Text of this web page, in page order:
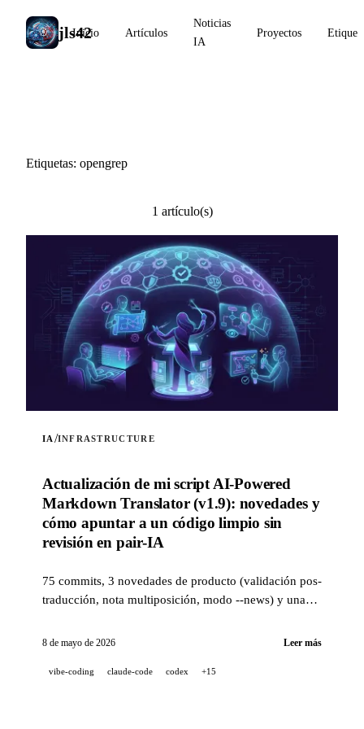
jls42
Inicio Artículos
Noticias
IA
Proyectos
Etiquetas: opengrep
1 artículo(s)
IA /INFRASTRUCTURE
Actualización de mi script AI-Powered
Markdown Translator (v1.9): novedades y
cómo apuntar a un código limpio sin
revisión en pair-IA
75 commits, 3 novedades de producto (validación pos-
traducción, nota multiposición, modo --news) y una
revisión de PR asistida por IA) para apuntar a un
% en pair-IA.
8 de mayo de 2026 Leer más
vibe-coding claude-code codex +15